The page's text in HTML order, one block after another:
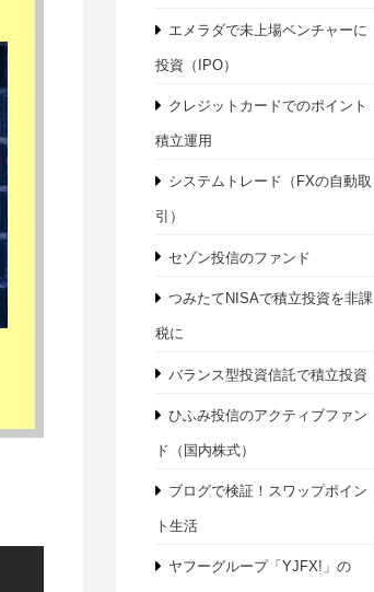
エメラダで未上場ベンチャーに
投資（IPO）
クレジットカードでのポイント
積立運用
システムトレード（FXの自動取
引）
セゾン投信のファンド
つみたてNISAで積立投資を非課
税に
バランス型投資信託で積立投資
ひふみ投信のアクティブファン
ド（国内株式）
ブログで検証！スワップポイン
ト生活
ヤフーグループ「YJFX!」の